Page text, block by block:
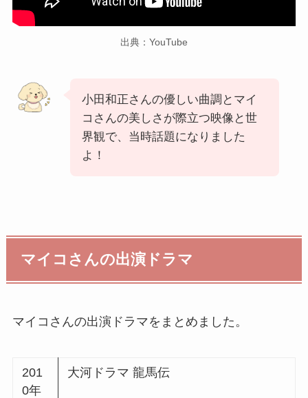
出典：YouTube
小田和正さんの優しい曲調とマイ
コさんの美しさが際立つ映像と世
界観で、当時話題になりました
よ！
マイコさんの出演ドラマ
マイコさんの出演ドラマをまとめました。
201
0年
大河ドラマ 龍馬伝